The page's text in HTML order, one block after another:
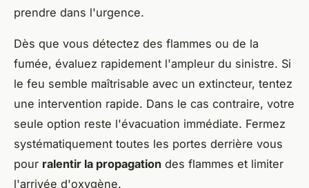
prendre dans l'urgence.
Dès que vous détectez des flammes ou de la
fumée, évaluez rapidement l'ampleur du sinistre. Si
le feu semble maîtrisable avec un extincteur, tentez
une intervention rapide. Dans le cas contraire, votre
seule option reste l'évacuation immédiate. Fermez
systématiquement toutes les portes derrière vous
pour ralentir la propagation des flammes et limiter
l'arrivée d'oxygène.